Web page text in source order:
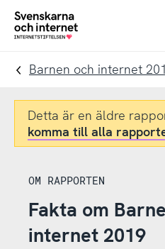
Till
navigation
Till
innehåll
To
Barnen och internet
Detta är en äldre
komma till alla
OM RAPPORTEN
Fakta om
internet 2019